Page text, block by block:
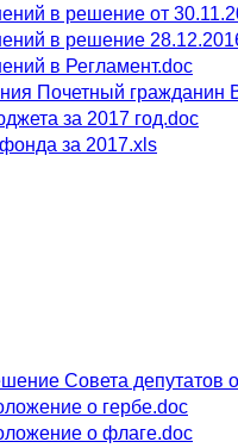
в решение от
в решение
в Регламент.doc
Почетный гражданин
за 2017 год.doc
за 2017.xls
Совета депутатов
о гербе.doc
о флаге.doc